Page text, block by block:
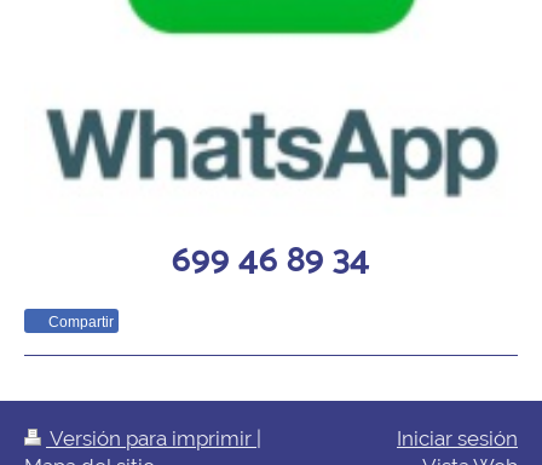
699 46 89 34
Compartir
Versión para imprimir
Iniciar sesión